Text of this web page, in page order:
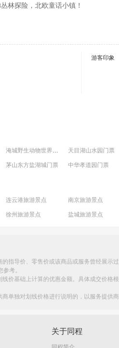
林探险，北欧童话小镇！
游客印象
淹城野生动物世界门票 天目湖山水园门票
茅山东方盐湖城门票 中华孝道园门票
连云港旅游景点 南京旅游景点
徐州旅游景点 盐城旅游景点
指导价、零售价或该商品或服务曾经展
考。
价基础上计算的优惠金额。具体成交价
单独对划线价格进行说明的，以服务提供
关于同程